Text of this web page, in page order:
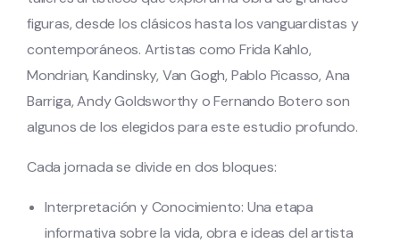
figuras, desde los clásicos hasta los vanguardistas y
contemporáneos. Artistas como Frida Kahlo,
Mondrian, Kandinsky, Van Gogh, Pablo Picasso, Ana
Barriga, Andy Goldsworthy o Fernando Botero son
algunos de los elegidos para este estudio profundo.
Cada jornada se divide en dos bloques:
Interpretación y Conocimiento: Una etapa
informativa sobre la vida, obra e ideas del artista